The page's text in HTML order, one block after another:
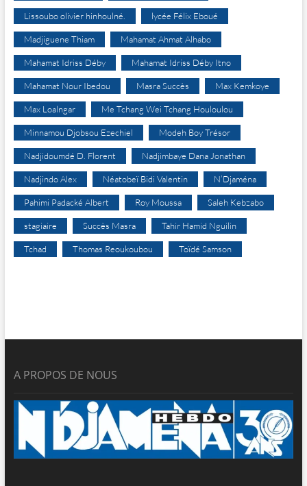
Lissoubo olivier hinhoulné. lycée Félix Eboué
Madjiguene Thiam Mahamat Ahmat Alhabo
Mahamat Idriss Déby Mahamat Idriss Déby Itno
Mahamat Nour Ibedou Masra Succès Max Kemkoye
Max Loalngar Me Tchang Wei Tchang Houloulou
Minnamou Djobsou Ezechiel Modeh Boy Trésor
Nadjidoumdé D. Florent Nadjimbaye Dana Jonathan
Nadjindo Alex Néatobeï Bidi Valentin N’Djaména
Pahimi Padacké Albert Roy Moussa Saleh Kebzabo
stagiaire Succès Masra Tahir Hamid Nguilin
Tchad Thomas Reoukoubou Toïdé Samson
A PROPOS DE NOUS